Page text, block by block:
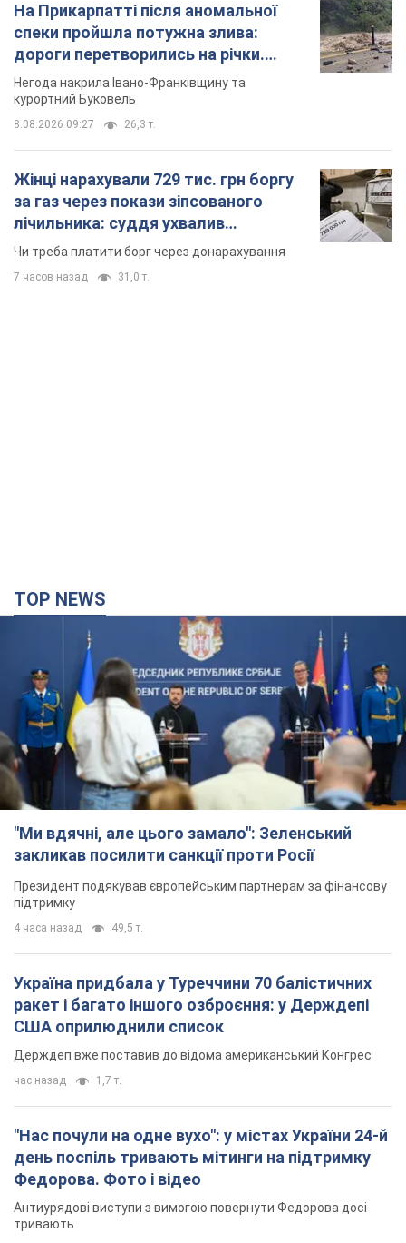
за газ через покази зіпсованого
лічильника: суддя ухвалив
неочікуване рішення
7 часов назад 31,0 т.
"Ми вдячні, але цього замало": Зеленський
закликав посилити санкції проти Росії
Президент подякував європейським партнерам за фінансову
підтримку
4 часа назад 49,5 т.
Україна придбала у Туреччини 70 балістичних
ракет і багато іншого озброєння: у Держдепі
США оприлюднили список
час назад
"Нас почули на одне вухо": у містах України 24-й
день поспіль тривають мітинги на підтримку
Федорова. Фото і відео
Антиурядові виступи з вимогою повернути Федорова досі